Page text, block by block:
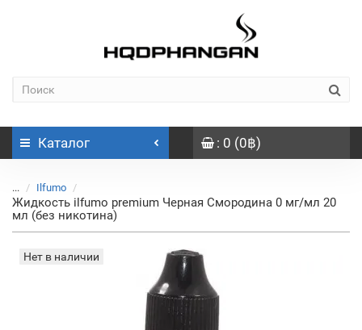
Каталог : 0 (0฿)
... Ilfumo
Жидкость ilfumo premium Черная Смородина 0 мг/мл 20
мл (без никотина)
Нет в наличии